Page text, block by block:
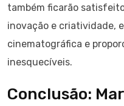
também ficarão
inovação e criatividade,
cinematográfica e
inesquecíveis.
Conclusão: